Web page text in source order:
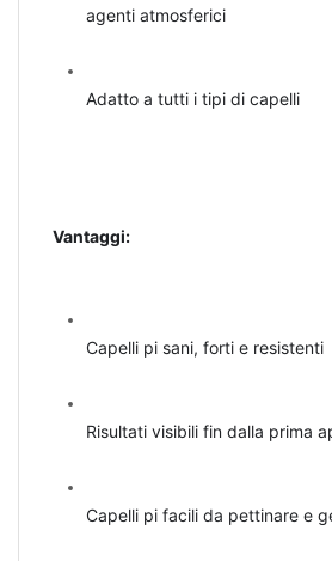
agenti atmosferici
Adatto a tutti i tipi di capelli
Vantaggi:
Capelli pi sani, forti e resistenti
Risultati visibili fin dalla prima
Capelli pi facili da pettinare e